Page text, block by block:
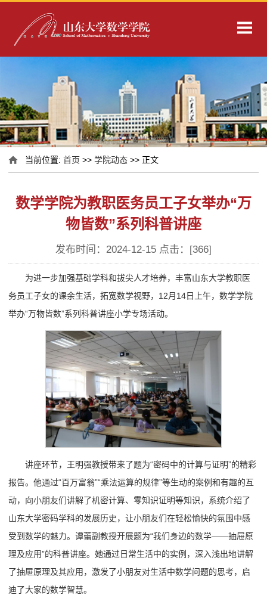
当前位置:首页 >>学院动态 >> 正文
数学学院为教职医务员工子女举办“万
物皆数”系列科普讲座
发布时间：2024-12-15 点击：[366]
为进一步加强基础学科和拔尖人才培养，丰富山东大学教职医
务员工子女的课余生活，拓宽数学视野，12月14日上午，数学学院
举办“万物皆数”系列科普讲座小学专场活动。
讲座环节，王明强教授带来了题为“密码中的计算与证明”的精彩
报告。他通过“百万富翁”“乘法运算的规律”等生动的案例和有趣的互
动，向小朋友们讲解了机密计算、零知识证明等知识，系统介绍了
山东大学密码学科的发展历史，让小朋友们在轻松愉快的氛围中感
受到数学的魅力。谭蕾副教授开展题为“我们身边的数学——抽屉原
理及应用”的科普讲座。她通过日常生活中的实例，深入浅出地讲解
了抽屉原理及其应用，激发了小朋友对生活中数学问题的思考，启
迪了大家的数学智慧。